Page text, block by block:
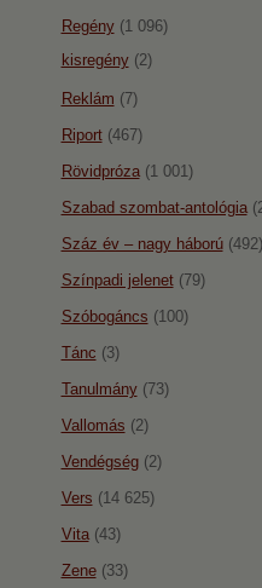
Regény(1 096)
kisregény(2)
Reklám (7)
Riport(467)
Rövidpróza(1 001)
Szabad szombat-antológia
Száz év – nagy háború(492)
Színpadi jelenet(79)
Szóbogáncs (100)
Tánc (3)
Tanulmány(73)
Vallomás (2)
Vendégség(2)
Vers (14 625)
Vita(43)
Zene(33)